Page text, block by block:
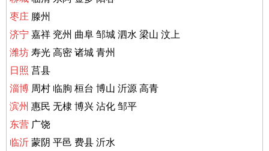
枣庄 滕州
济宁 嘉祥 兖州 曲阜 邹城 泗水 梁山 汶上
潍坊 寿光 高密 诸城 青州
日照 莒县
淄博 周村 临朐 桓台 博山 沂源 高青
滨州 惠民 无棣 博兴 沾化 邹平
东营 广饶
临沂 蒙阴 平邑 费县 沂水